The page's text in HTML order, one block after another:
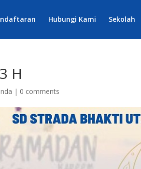
Hubungi Kami Sekolah
H
| 0 comments